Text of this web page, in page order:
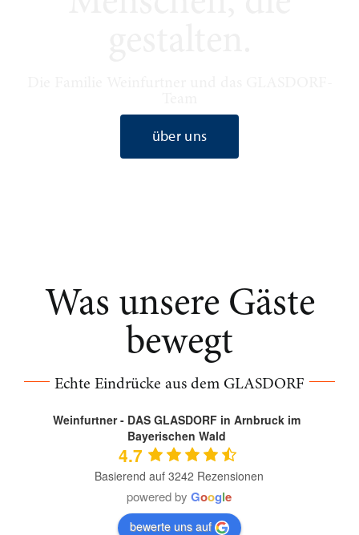
über uns
Was unsere Gäste
bewegt
Echte Eindrücke aus dem GLASDORF
Weinfurtner - DAS GLASDORF in Arnbruck im
Bayerischen Wald
4.7
Basierend auf 3242 Rezensionen
powered byGoogle
bewerte uns auf